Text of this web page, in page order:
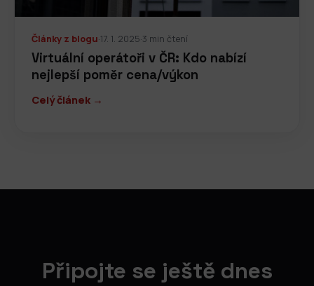
Články z blogu·17. 1. 2025·3 min čtení
Virtuální operátoři v ČR: Kdo nabízí
nejlepší poměr cena/výkon
Celý článek →
Připojte se ještě dnes